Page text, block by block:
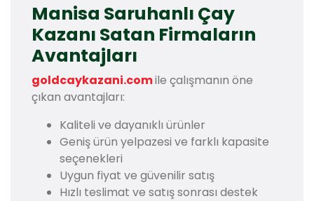
Manisa Saruhanlı Çay
Kazanı Satan Firmaların
Avantajları
goldcaykazani.comile çalışmanın öne
çıkan avantajları:
Kaliteli ve dayanıklı ürünler
Geniş ürün yelpazesi ve farklı kapasite
seçenekleri
Uygun fiyat ve güvenilir satış
Hızlı teslimat ve satış sonrası destek